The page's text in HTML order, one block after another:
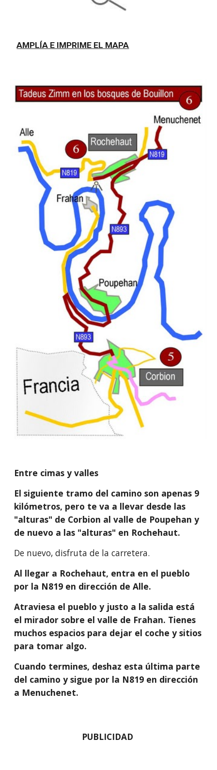
AMPLÍA E IMPRIME EL MAPA
Entre cimas y valles
El siguiente tramo del camino son apenas 9
kilómetros, pero te va a llevar desde las
"alturas" de Corbion al valle de Poupehan y
de nuevo a las "alturas" en Rochehaut.
De nuevo, disfruta de la carretera.
Al llegar a Rochehaut, entra en el pueblo
por la N819 en dirección de Alle.
Atraviesa el pueblo y justo a la salida está
el mirador sobre el valle de Frahan. Tienes
muchos espacios para dejar el coche y sitios
para tomar algo.
Cuando termines, deshaz esta última parte
del camino y sigue por la N819 en dirección
a Menuchenet.
PUBLICIDAD